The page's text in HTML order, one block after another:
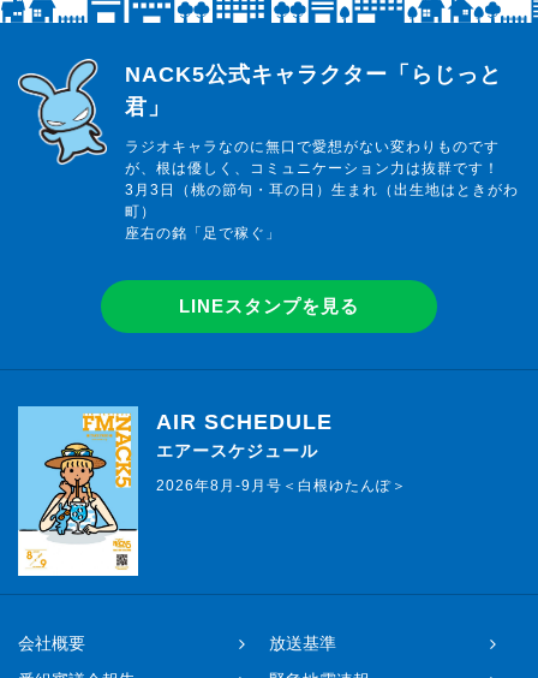
らじっと君
NACK5公式キャラクター「らじっと
君」
ラジオキャラなのに無口で愛想がない変わりものです
が、根は優しく、コミュニケーション力は抜群です！
3月3日（桃の節句・耳の日）生まれ（出生地はときがわ
町）
座右の銘「足で稼ぐ」
LINEスタンプを見る
AIR SCHEDULE
エアースケジュール
2026年8月-9月号＜白根ゆたんぽ＞
会社概要
放送基準